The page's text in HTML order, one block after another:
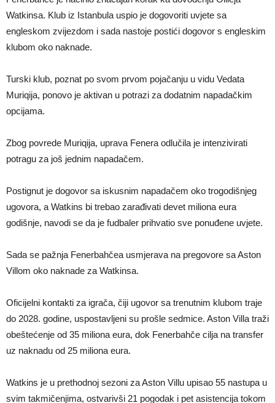
Watkinsa. Klub iz Istanbula uspio je dogovoriti uvjete sa
engleskom zvijezdom i sada nastoje postići dogovor s engleskim
klubom oko naknade.
Turski klub, poznat po svom prvom pojačanju u vidu Vedata
Muriqija, ponovo je aktivan u potrazi za dodatnim napadačkim
opcijama.
Zbog povrede Muriqija, uprava Fenera odlučila je intenzivirati
potragu za još jednim napadačem.
Postignut je dogovor sa iskusnim napadačem oko trogodišnjeg
ugovora, a Watkins bi trebao zarađivati devet miliona eura
godišnje, navodi se da je fudbaler prihvatio sve ponuđene uvjete.
Sada se pažnja Fenerbahčea usmjerava na pregovore sa Aston
Villom oko naknade za Watkinsa.
Oficijelni kontakti za igrača, čiji ugovor sa trenutnim klubom traje
do 2028. godine, uspostavljeni su prošle sedmice. Aston Villa traži
obeštećenje od 35 miliona eura, dok Fenerbahče cilja na transfer
uz naknadu od 25 miliona eura.
Watkins je u prethodnoj sezoni za Aston Villu upisao 55 nastupa u
svim takmičenjima, ostvarivši 21 pogodak i pet asistencija tokom